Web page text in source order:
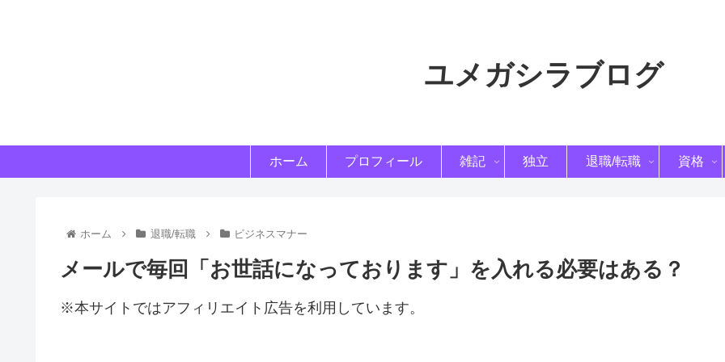
ユメガシラブログ
ホーム プロフィール 雑記 独立 退職/転職 資格
ホーム 退職/転職 ビジネスマナー
メールで毎回「お世話になっております」を入れる必要はある？
※本サイトではアフィリエイト広告を利用しています。